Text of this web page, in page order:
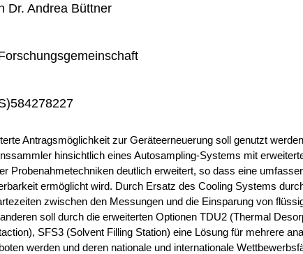
Dr. Andrea Büttner
Antragsmöglichkeit zur Geräteerneuerung soll genutzt
hinsichtlich eines Autosampling-Systems mit
Probenahmetechniken deutlich erweitert, so dass eine
ermöglicht wird. Durch Ersatz des Cooling Systems
zwischen den Messungen und die Einsparung von
soll durch die erweiterten Optionen TDU2 (Thermal
SFS3 (Solvent Filling Station) eine Lösung für mehrere
werden und deren nationale und internationale